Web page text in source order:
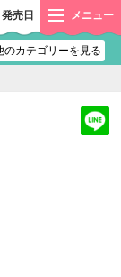
発売日 メニュー